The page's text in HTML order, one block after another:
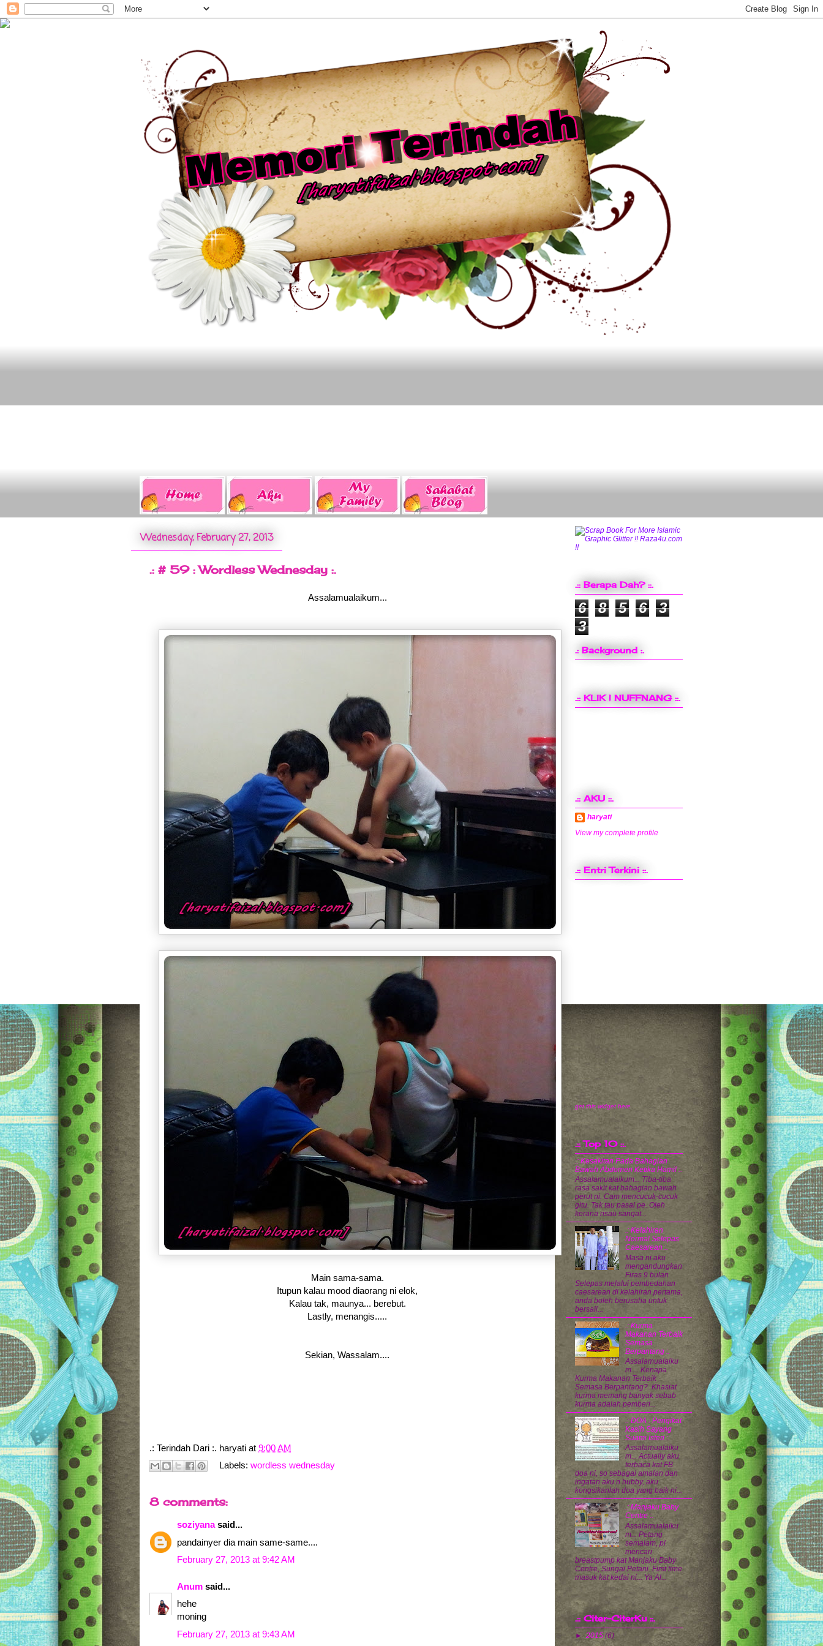
Wednesday, February 27, 2013
.: # 59 : Wordless Wednesday :.
Assalamualaikum...
Main sama-sama.
Itupun kalau mood diaorang ni elok,
Kalau tak, maunya... berebut.
Lastly, menangis.....
Sekian, Wassalam....
.: Terindah Dari :. haryati at 9:00 AM
Labels: wordless wednesday
8 comments:
soziyanasaid...
pandainyer dia main same-same....
February 27, 2013 at 9:42 AM
Anum said...
hehe
moning
February 27, 2013 at 9:43 AM
.:: Berapa Dah? ::.
6 8 5 6
3
3
.: Background :.
.:: KLIK ! NUFFNANG ::.
.:: AKU ::.
haryati
View my complete profile
.:: Entri Terkini ::.
get this widget here
.:: Top 10 ::.
.: Kesakitan Pada Bahagian
Bawah Abdomen Ketika Hamil :.
Assalamualaikum... Tiba-tiba
rasa sakit kat bahagian bawah
perut ni. Cam mencucuk-cucuk
gitu. Tak tau pasal pe. Oleh
kerana risau sangat...
.: Kelahiran
Normal Selepas
Caesarean :.
Masa ni aku
mengandungkan
Firas 9 bulan
Selepas melalui pembedahan
caesarean di kelahiran pertama,
anda boleh berusaha untuk
bersali...
.: Kurma
Makanan Terbaik
Semasa
Berpantang :.
Assalamualaiku
m.... Kenapa
Kurma Makanan Terbaik
Semasa Berpantang?. Khasiat
kurma memang banyak sebab
kurma adalah pemberi...
.: DOA : Pengikat
Kasih Sayang
Suami Isteri :.
Assalamualaiku
m... Actually aku
terbaca kat FB
doa ni, so sebagai amalan dan
ingatan aku n hubby, aku
kongsikanlah doa yang baik ni...
.: Manjaku Baby
Centre :.
Assalamualaiku
m... Petang
semalam, pi
mencari
breastpump kat Manjaku Baby
Centre, Sungai Petani. First time
masuk kat kedai ni... Ya Al...
.:: Citer-CiterKu ::.
► 2015 (6)